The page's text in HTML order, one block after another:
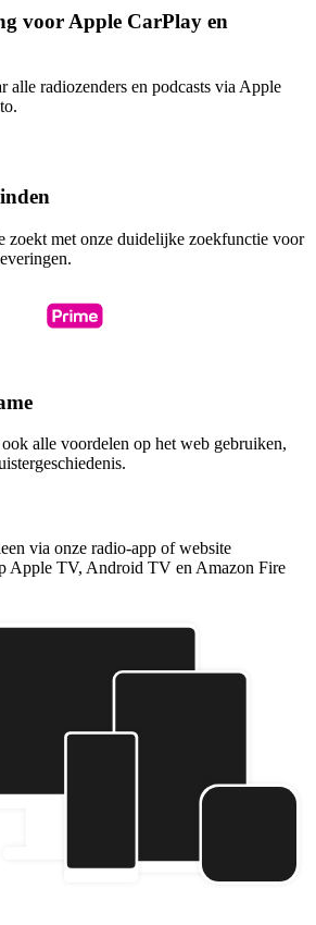
voor Apple CarPlay en
alle radiozenders en podcasts via Apple
zoekt met onze duidelijke zoekfunctie voor
alle voordelen op het web gebruiken,
via onze radio-app of website
Apple TV, Android TV en Amazon Fire